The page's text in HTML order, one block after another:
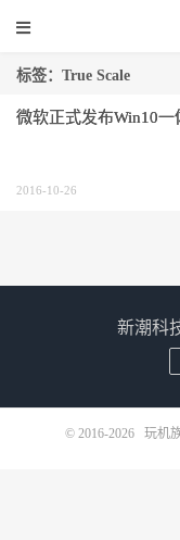
标签：True Scale
微软正式发布Win10一
2016-10-26
新潮科
© 2016-2026 玩机